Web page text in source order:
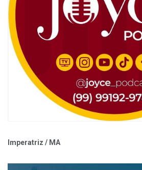
Imperatriz / MA